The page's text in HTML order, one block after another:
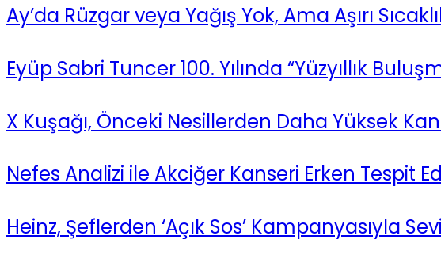
Ay’da Rüzgar veya Yağış Yok, Ama Aşırı
Eyüp Sabri Tuncer 100. Yılında “Yüzyıllık
X Kuşağı, Önceki Nesillerden Daha Yüksek
Nefes Analizi ile Akciğer Kanseri Erken Tespit
Heinz, Şeflerden ‘Açık Sos’ Kampanyasıyla